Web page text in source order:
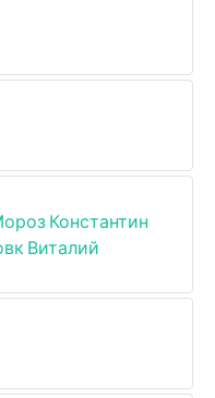
Константин
Виталий